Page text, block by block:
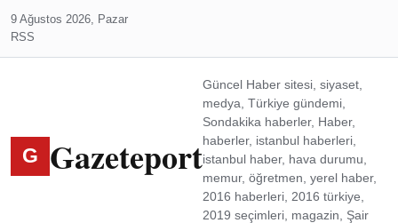
9 Ağustos 2026, Pazar
RSS
G Gazeteport
Güncel Haber sitesi, siyaset,
medya, Türkiye gündemi,
Sondakika haberler, Haber,
haberler, istanbul haberleri,
istanbul haber, hava durumu,
memur, öğretmen, yerel haber,
2016 haberleri, 2016 türkiye,
2019 seçimleri, magazin, Şair